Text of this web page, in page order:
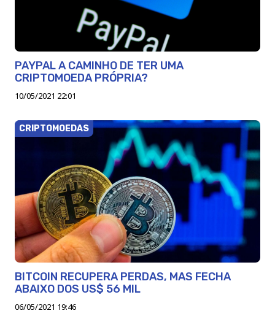
PAYPAL A CAMINHO DE TER UMA
CRIPTOMOEDA PRÓPRIA?
10/05/2021 22:01
CRIPTOMOEDAS
BITCOIN RECUPERA PERDAS, MAS FECHA
ABAIXO DOS US$ 56 MIL
06/05/2021 19:46